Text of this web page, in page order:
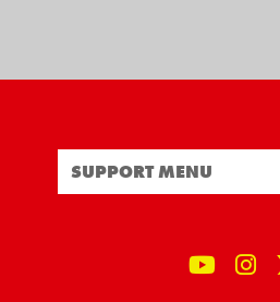
SUPPORT MENU